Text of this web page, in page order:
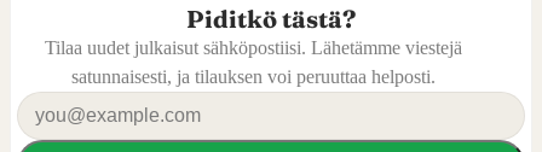
Piditkö tästä?
Tilaa uudet julkaisut sähköpostiisi. Lähetämme viestejä
satunnaisesti, ja tilauksen voi peruuttaa helposti.